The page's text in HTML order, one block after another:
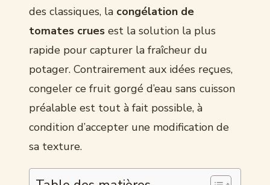
des classiques, la congélation de
tomates crues est la solution la plus
rapide pour capturer la fraîcheur du
potager. Contrairement aux idées reçues,
congeler ce fruit gorgé d’eau sans cuisson
préalable est tout à fait possible, à
condition d’accepter une modification de
sa texture.